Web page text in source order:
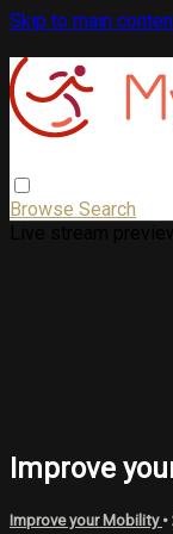
Skip to main
Browse Search
Improve
Improve your Mobility